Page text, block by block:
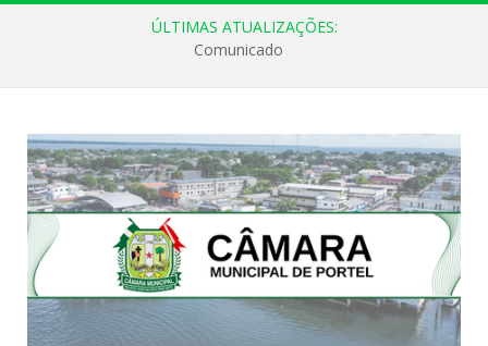
ÚLTIMAS ATUALIZAÇÕES:
Comunicado